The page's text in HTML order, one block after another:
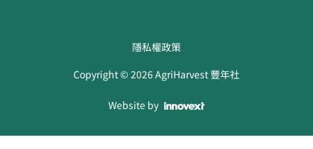
隱私權政策
Copyright ©2026AgriHarvest 豐年社
Website by